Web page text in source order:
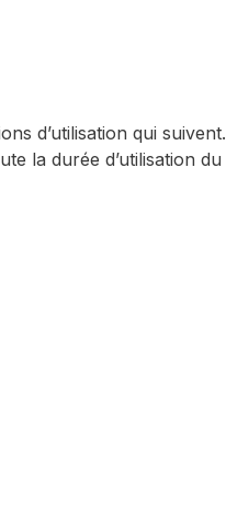
d’utilisation qui suivent.
la durée d’utilisation du